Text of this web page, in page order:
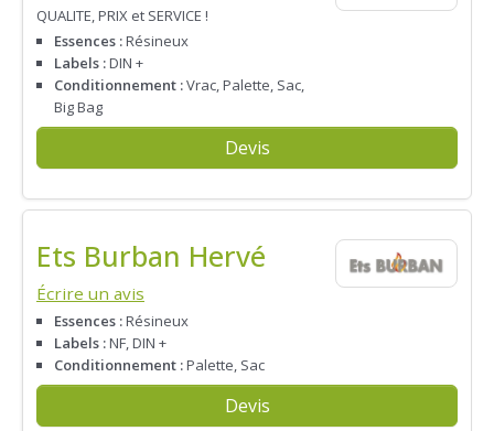
QUALITE, PRIX et SERVICE !
Essences :Résineux
Labels :DIN +
Conditionnement :Vrac, Palette, Sac,
Big Bag
Devis
Ets Burban Hervé
Écrire un avis
Essences :Résineux
Labels :NF, DIN +
Conditionnement :Palette, Sac
Devis